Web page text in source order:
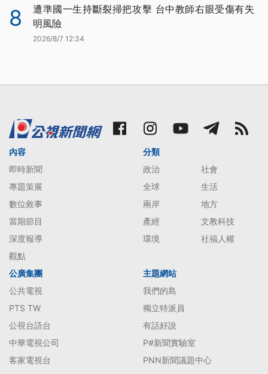
8
遭準國一生持斷裂掃把攻擊 台中教師右眼受傷有失
明風險
2026/8/7 12:34
內容
即時新聞
專題策展
數位敘事
當期節目
深度報導
觀點
分類
政治
社會
全球
生活
兩岸
地方
產經
文教科技
環境
社福人權
公廣集團
公共電視
PTS TW
公視台語台
中華電視公司
客家電視台
主題網站
我們的島
獨立特派員
有話好說
P#新聞實驗室
PNN新聞議題中心